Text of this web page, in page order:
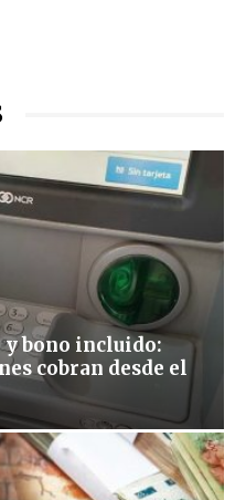
bono incluido:
cobran desde el